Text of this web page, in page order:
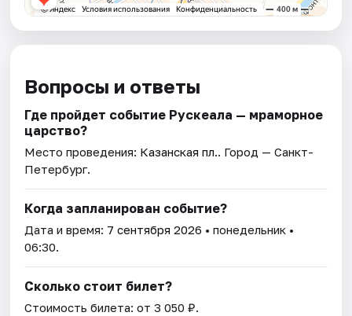
Вопросы и ответы
Где пройдет событие Рускеала — мраморное
царство?
Место проведения: Казанская пл.. Город — Санкт-
Петербург.
Когда запланирован событие?
Дата и время: 7 сентября 2026 • понедельник •
06:30.
Сколько стоит билет?
Стоимость билета: от 3 050 ₽.